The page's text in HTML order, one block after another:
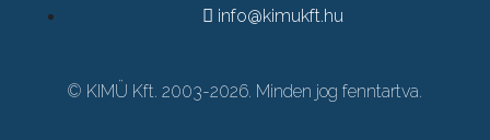
© KIMÜ Kft. 2003-2026. Minden jog fenntartva.
info@kimukft.hu